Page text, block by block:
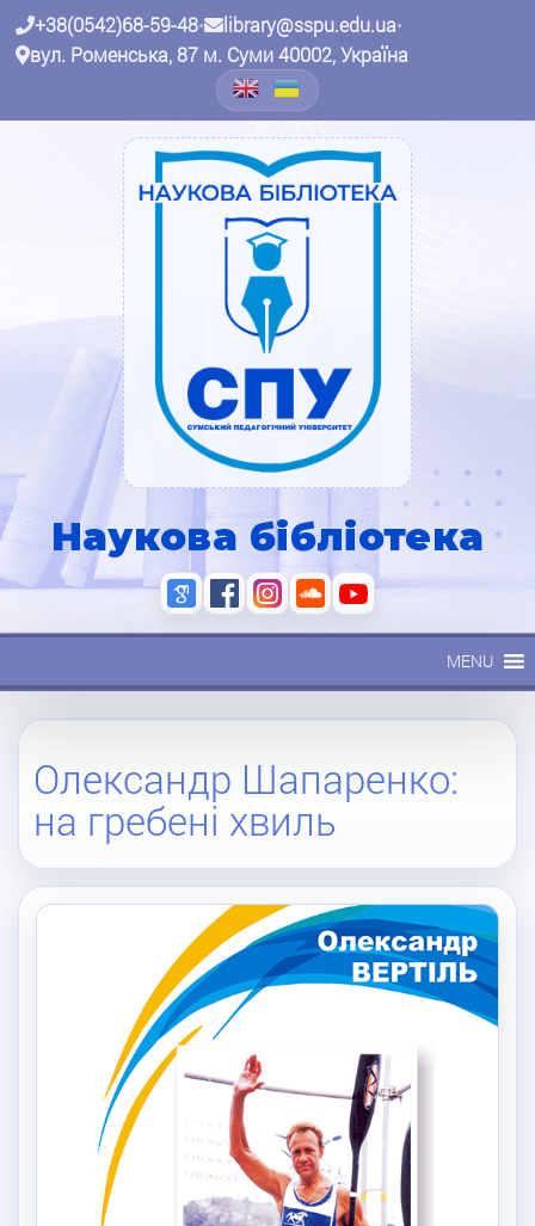
+38(0542)68-59-48• library@sspu.edu.ua•
вул. Роменська, 87 м. Суми 40002, Україна
Наукова бібліотека
MENU
Олександр Шапаренко:
на гребені хвиль